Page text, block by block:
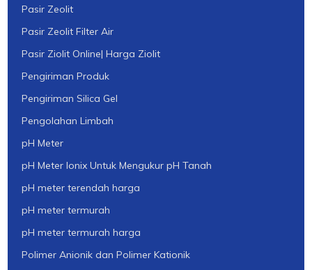
Pasir Zeolit
Pasir Zeolit Filter Air
Pasir Ziolit Online| Harga Ziolit
Pengiriman Produk
Pengiriman Silica Gel
Pengolahan Limbah
pH Meter
pH Meter Ionix Untuk Mengukur pH Tanah
pH meter terendah harga
pH meter termurah
pH meter termurah harga
Polimer Anionik dan Polimer Kationik